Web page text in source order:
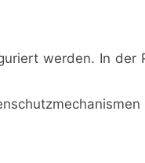
werden. In der